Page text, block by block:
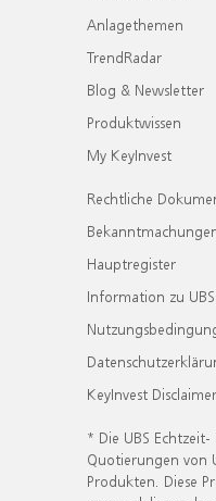
Anlagethemen
TrendRadar
Blog & Newsletter
Produktwissen
My KeyInvest
Rechtliche
Hauptregister
Information zu UBS
KeyInvest Disclaimer
* Die UBS
Quotierungen von
Produkten. Diese